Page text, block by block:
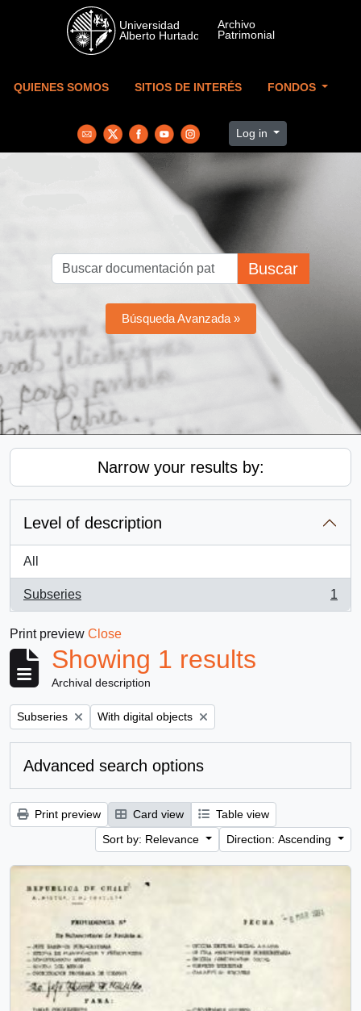
Skip to main content
QUIENES SOMOS SITIOS DE INTERÉS FONDOS
Log in
Buscar
Búsqueda Avanzada »
Narrow your results by:
Level of description
All
Subseries
, 1 results
1
Print preview Close
Showing 1 results
Archival description
Remove filter:
Subseries Remove filter:
With digital objects
Advanced search options
Print preview Card view
Table view
Sort by: Relevance
Direction: Ascending